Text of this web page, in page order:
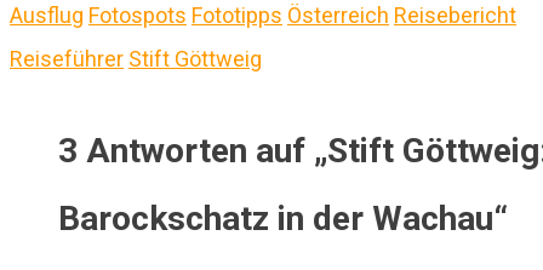
Ausflug Fotospots Fototipps Österreich Reisebericht
Reiseführer Stift Göttweig
3 Antworten auf „Stift
Barockschatz in der Wachau“